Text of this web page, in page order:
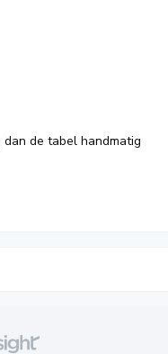
de tabel handmatig